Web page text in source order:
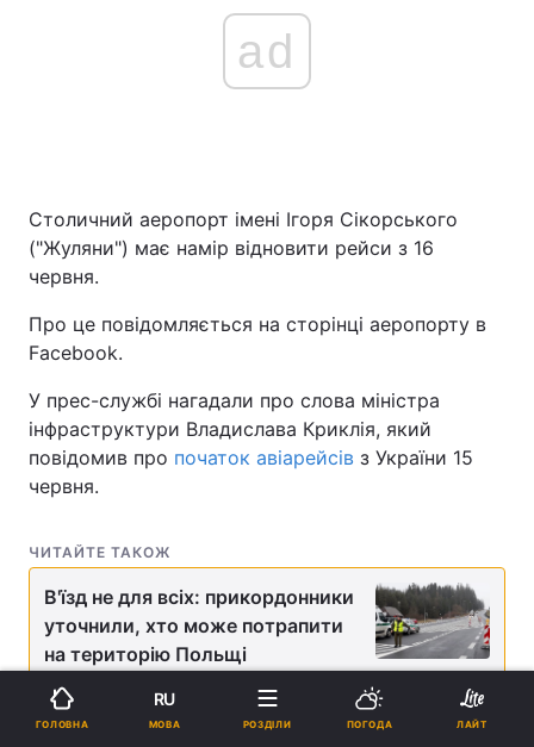
ad
Столичний аеропорт імені Ігоря Сікорського
("Жуляни") має намір відновити рейси з 16
червня.
Про це повідомляється на сторінці аеропорту в
Facebook.
У прес-службі нагадали про слова міністра
інфраструктури Владислава Криклія, який
повідомив про початок авіарейсів з України 15
червня.
ЧИТАЙТЕ ТАКОЖ
В'їзд не для всіх: прикордонники
уточнили, хто може потрапити
на територію Польщі
"Про свою готовність відновити міжнародні
ГОЛОВНА
RU
МОВА РОЗДІЛИ ПОГОДА ЛАЙТ